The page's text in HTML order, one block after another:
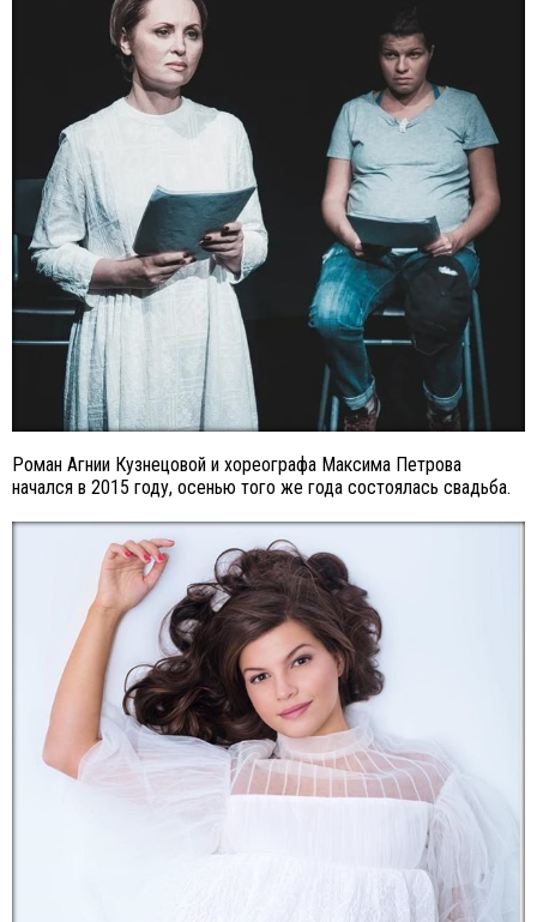
Роман Агнии Кузнецовой и хореографа Максима Петрова
начался в 2015 году, осенью того же года состоялась свадьба.